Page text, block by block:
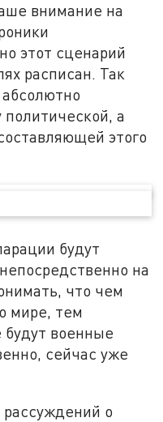
внимание на
этот сценарий
расписан. Так
политической, а
этого
будут
на
что чем
мире, тем
военные
сейчас уже
о